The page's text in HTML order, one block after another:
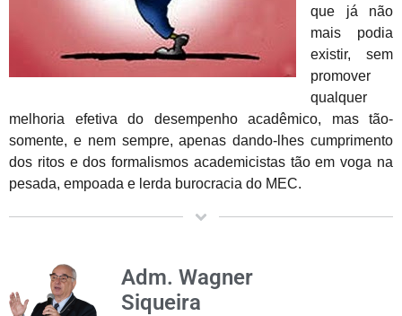
que já não
mais podia
existir, sem
promover
qualquer
melhoria efetiva do desempenho acadêmico, mas tão-
somente, e nem sempre, apenas dando-lhes cumprimento
dos ritos e dos formalismos academicistas tão em voga na
pesada, empoada e lerda burocracia do MEC.
Adm. Wagner
Siqueira